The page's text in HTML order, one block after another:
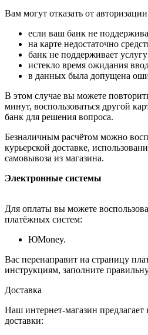
Вам могут отказать от
если ваш банк не
на карте недостаточно
банк не поддерживает
истекло время ожидания
в данных была допущена
В этом случае вы можете
минут, воспользоваться другой
банк для решения вопроса.
Безналичным расчётом можно
курьерской доставке,
самовывоза из магазина.
Электронные системы
Для оплаты вы можете
платёжных систем:
ЮMoney.
Вас перенаправит на страницу
инструкциям, заполните
Доставка
Наш интернет-магазин предлагает
доставки: